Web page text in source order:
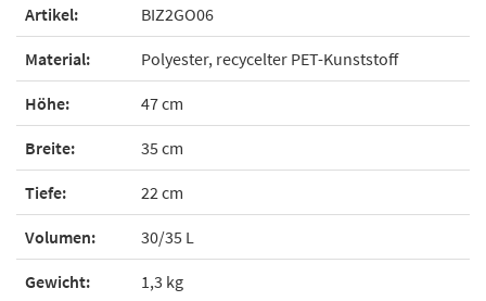
Artikel: BIZ2GO06
Material: Polyester, recycelter PET-Kunststoff
Höhe: 47 cm
Breite: 35 cm
Tiefe: 22 cm
Volumen: 30/35 L
Gewicht: 1,3 kg